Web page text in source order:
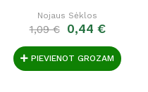
Nojaus Sėklos
1,09 € 0,44 €
PIEVIENOT GROZAM